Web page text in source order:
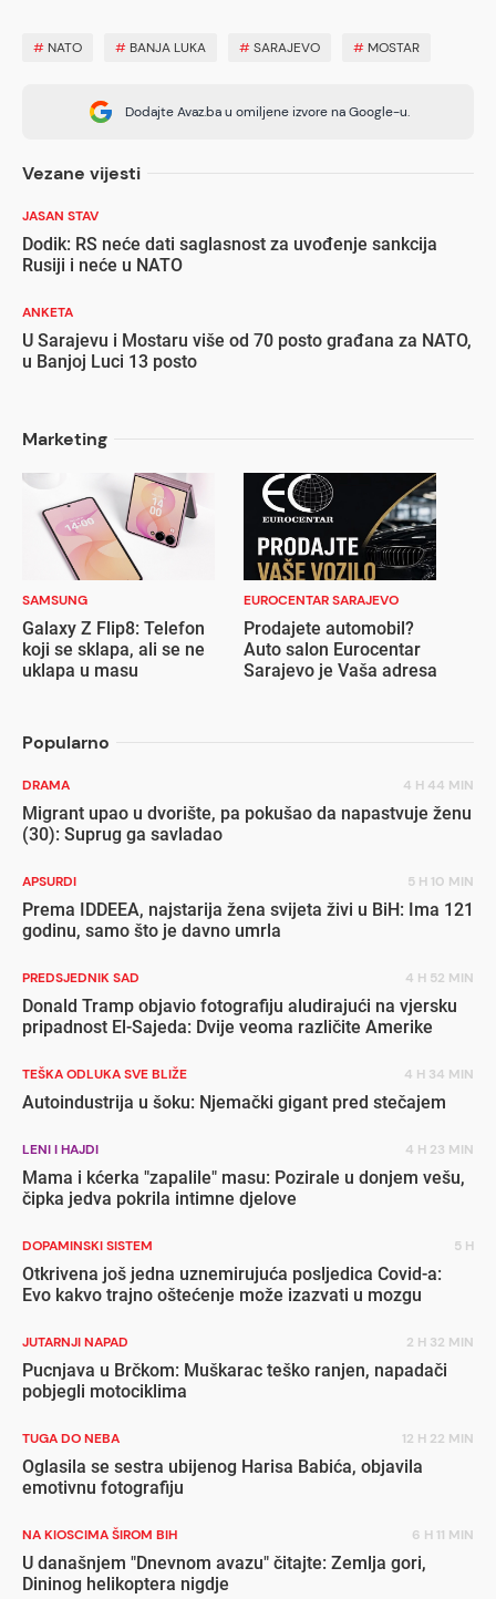
# NATO # BANJA LUKA #SARAJEVO # MOSTAR
Dodajte Avaz.ba u omiljene izvore na Google-u.
Vezane vijesti
JASAN STAV
Dodik: RS neće dati saglasnost za uvođenje sankcija
Rusiji i neće u NATO
ANKETA
U Sarajevu i Mostaru više od 70 posto građana za NATO,
u Banjoj Luci 13 posto
Marketing
SAMSUNG
Galaxy Z Flip8: Telefon
koji se sklapa, ali se ne
uklapa u masu
EUROCENTAR SARAJEVO
Prodajete automobil?
Auto salon Eurocentar
Sarajevo je Vaša adresa
Popularno
DRAMA 4 H 44 MIN
Migrant upao u dvorište, pa pokušao da napastvuje ženu
(30): Suprug ga savladao
APSURDI 5 H 10 MIN
Prema IDDEEA, najstarija žena svijeta živi u BiH: Ima 121
godinu, samo što je davno umrla
PREDSJEDNIK SAD 4 H 52 MIN
Donald Tramp objavio fotografiju aludirajući na vjersku
pripadnost El-Sajeda: Dvije veoma različite Amerike
TEŠKA ODLUKA SVE BLIŽE 4 H 34 MIN
Autoindustrija u šoku: Njemački gigant pred stečajem
LENI I HAJDI 4 H 23 MIN
Mama i kćerka "zapalile" masu: Pozirale u donjem vešu,
čipka jedva pokrila intimne djelove
DOPAMINSKI SISTEM 5 H
Otkrivena još jedna uznemirujuća posljedica Covid-a:
Evo kakvo trajno oštećenje može izazvati u mozgu
JUTARNJI NAPAD 2 H 32 MIN
Pucnjava u Brčkom: Muškarac teško ranjen, napadači
pobjegli motociklima
TUGA DO NEBA 12 H 22 MIN
Oglasila se sestra ubijenog Harisa Babića, objavila
emotivnu fotografiju
NA KIOSCIMA ŠIROM BIH 6 H 11 MIN
U današnjem "Dnevnom avazu" čitajte: Zemlja gori,
Dininog helikoptera nigdje